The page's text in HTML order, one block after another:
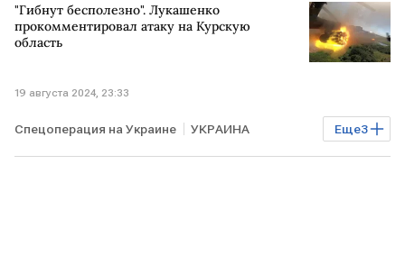
"Гибнут бесполезно". Лукашенко
прокомментировал атаку на Курскую
область
19 августа 2024, 23:33
Еще3
Спецоперация на Украине УКРАИНА
Александр Лукашенко украинцы ВСУ